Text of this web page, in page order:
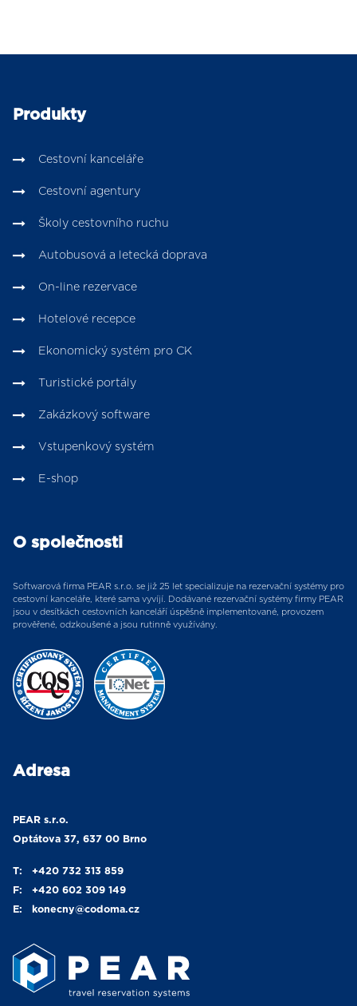
Produkty
Cestovní kanceláře
Cestovní agentury
Školy cestovního ruchu
Autobusová a letecká doprava
On-line rezervace
Hotelové recepce
Ekonomický systém pro CK
Turistické portály
Zakázkový software
Vstupenkový systém
E-shop
O společnosti
Softwarová firma PEAR s.r.o. se již 25 let specializuje na rezervační systémy pro
cestovní kanceláře, které sama vyvíjí. Dodávané rezervační systémy firmy PEAR
jsou v desítkách cestovních kanceláří úspěšně implementované, provozem
prověřené, odzkoušené a jsou rutinně využívány.
Adresa
PEAR s.r.o.
Optátova 37, 637 00 Brno
T:
+420 732 313 859
F:
+420 602 309 149
E:
konecny@codoma.cz